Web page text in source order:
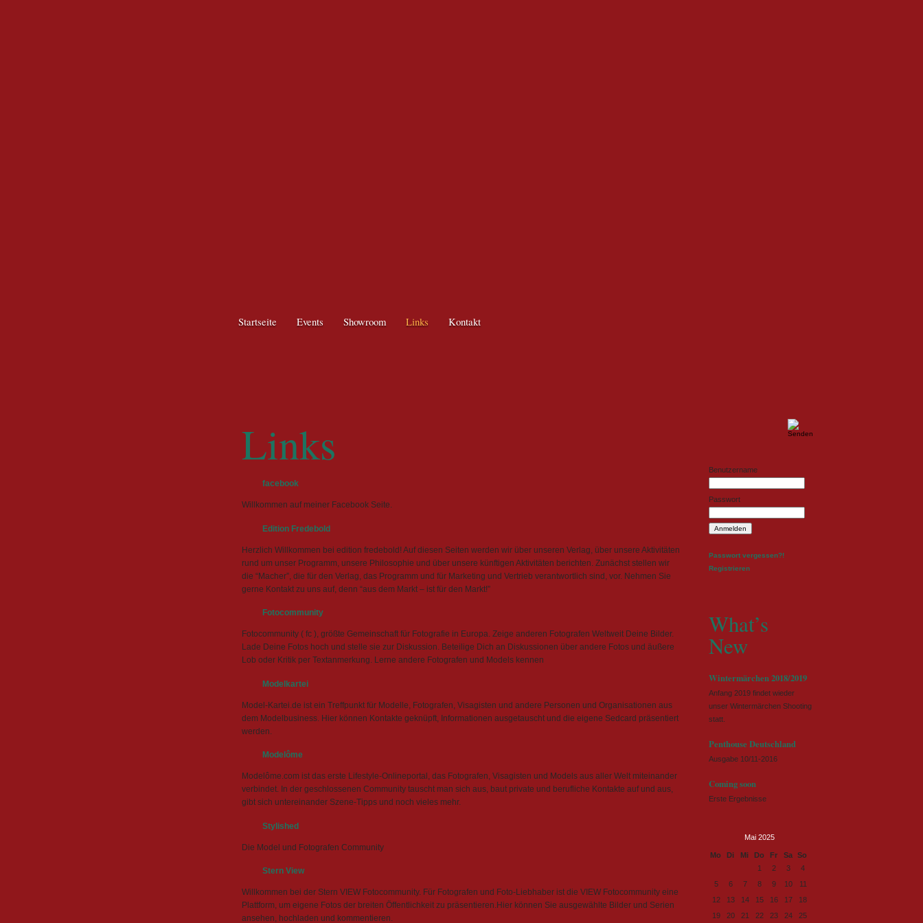
Navigation
überspringen
Startseite Events Showroom Links
Kontakt
Links
facebook
Willkommen auf meiner Facebook Seite.
Edition Fredebold
Herzlich Willkommen bei edition fredebold! Auf diesen Seiten werden wir über unseren Verlag, über unsere Aktivitäten
rund um unser Programm, unsere Philosophie und über unsere künftigen Aktivitäten berichten. Zunächst stellen wir
die “Macher”, die für den Verlag, das Programm und für Marketing und Vertrieb verantwortlich sind, vor. Nehmen Sie
gerne Kontakt zu uns auf, denn “aus dem Markt – ist für den Markt!”
Fotocommunity
Fotocommunity ( fc ), größte Gemeinschaft für Fotografie in Europa. Zeige anderen Fotografen Weltweit Deine Bilder.
Lade Deine Fotos hoch und stelle sie zur Diskussion. Beteilige Dich an Diskussionen über andere Fotos und äußere
Lob oder Kritik per Textanmerkung. Lerne andere Fotografen und Models kennen
Modelkartei
Model-Kartei.de ist ein Treffpunkt für Modelle, Fotografen, Visagisten und andere Personen und Organisationen aus
dem Modelbusiness. Hier können Kontakte geknüpft, Informationen ausgetauscht und die eigene Sedcard präsentiert
werden.
Modelôme
Modelôme.com ist das erste Lifestyle-Onlineportal, das Fotografen, Visagisten und Models aus aller Welt miteinander
verbindet. In der geschlossenen Community tauscht man sich aus, baut private und berufliche Kontakte auf und aus,
gibt sich untereinander Szene-Tipps und noch vieles mehr.
Stylished
Die Model und Fotografen Community
Stern View
Willkommen bei der Stern VIEW Fotocommunity. Für Fotografen und Foto-Liebhaber ist die VIEW Fotocommunity eine
Plattform, um eigene Fotos der breiten Öffentlichkeit zu präsentieren.Hier können Sie ausgewählte Bilder und Serien
ansehen, hochladen und kommentieren.
Benutzername
Passwort
Passwort vergessen?!
Registrieren
What’s
New
Wintermärchen 2018/2019
Anfang 2019 findet wieder
unser Wintermärchen Shooting
statt.
Penthouse Deutschland
Ausgabe 10/11-2016
Coming soon
Erste Ergebnisse
Mai 2025
Montag
Dienstag
Mittwoch
Donnerstag
Freitag
Samstag
Sonntag
1
2 3
4
5
6 7 8 9 10
11
12
13 14 15 16 17
18
19
20 21 22 23 24 25